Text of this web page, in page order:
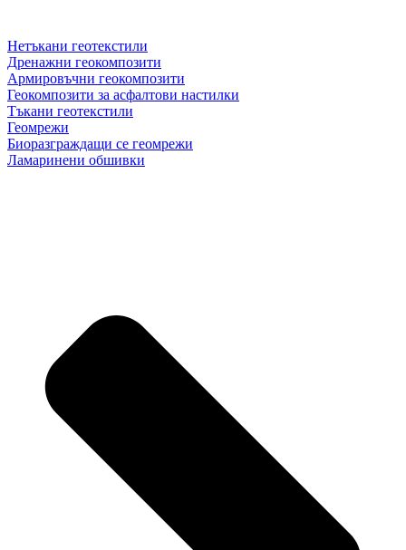
Нетъкани геотекстили
Дренажни геокомпозити
Армировъчни геокомпозити
Геокомпозити за асфалтови настилки
Тъкани геотекстили
Геомрежи
Биоразграждащи се геомрежи
Ламаринени обшивки